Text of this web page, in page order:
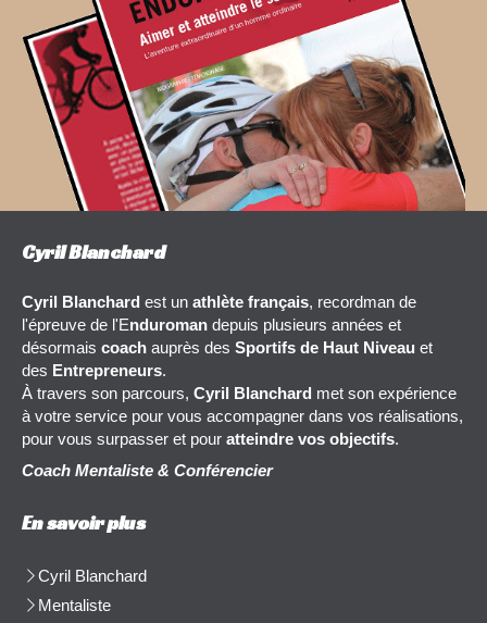
Cyril Blanchard
Cyril Blanchard est un athlète français, recordman de
l'épreuve de l'Enduroman depuis plusieurs années et
désormais coach auprès des Sportifs de Haut Niveau et
des Entrepreneurs.
À travers son parcours, Cyril Blanchard met son expérience
à votre service pour vous accompagner dans vos réalisations,
pour vous surpasser et pour atteindre vos objectifs.
Coach Mentaliste & Conférencier
En savoir plus
Cyril Blanchard
Mentaliste